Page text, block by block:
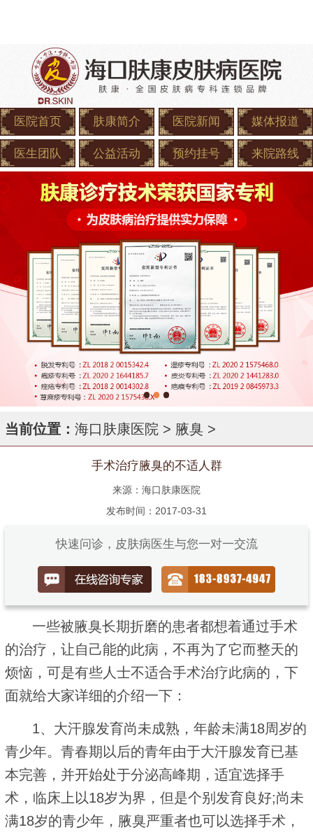
医院首页 肤康简介 医院新闻 媒体报道
医生团队 公益活动 预约挂号 来院路线
当前位置： 海口肤康医院 > 腋臭 >
手术治疗腋臭的不适人群
来源：海口肤康医院
发布时间：2017-03-31
快速问诊，皮肤病医生与您一对一交流
一些被腋臭长期折磨的患者都想着通过手术
的治疗，让自己能的此病，不再为了它而整天的
烦恼，可是有些人士不适合手术治疗此病的，下
面就给大家详细的介绍一下：
1、大汗腺发育尚未成熟，年龄未满18周岁的
青少年。青春期以后的青年由于大汗腺发育已基
本完善，并开始处于分泌高峰期，适宜选择手
术，临床上以18岁为界，但是个别发育良好;尚未
满18岁的青少年，腋臭严重者也可以选择手术，